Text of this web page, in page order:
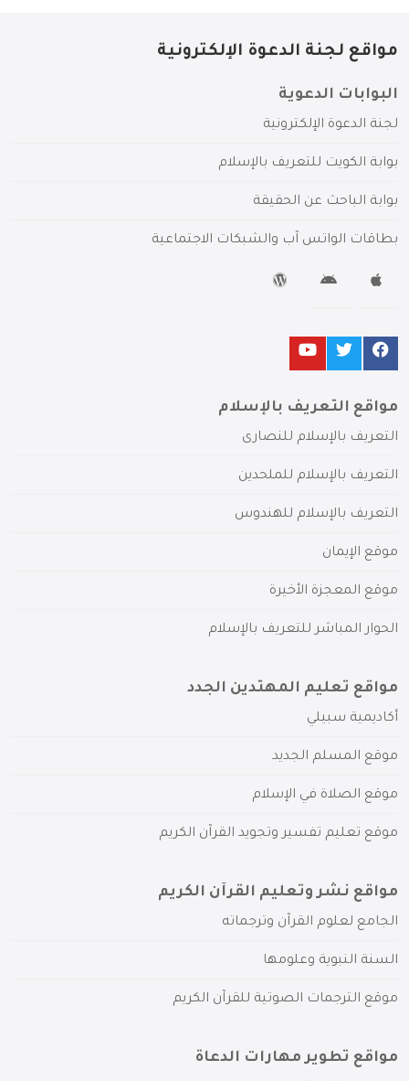
مواقع لجنة الدعوة الإلكترونية
البوابات الدعوية
لجنة الدعوة الإلكترونية
بوابة الكويت للتعريف بالإسلام
بوابة الباحث عن الحقيقة
بطاقات الواتس آب والشبكات الاجتماعية
مواقع التعريف بالإسلام
التعريف بالإسلام للنصارى
التعريف بالإسلام للملحدين
التعريف بالإسلام للهندوس
موقع الإيمان
موقع المعجزة الأخيرة
الحوار المباشر للتعريف بالإسلام
مواقع تعليم المهتدين الجدد
أكاديمية سبيلي
موقع المسلم الجديد
موقع الصلاة في الإسلام
موقع تعليم تفسير وتجويد القرآن الكريم
مواقع نشر وتعليم القرآن الكريم
الجامع لعلوم القرآن وترجماته
السنة النبوية وعلومها
موقع الترجمات الصوتية للقرآن الكريم
مواقع تطوير مهارات الدعاة